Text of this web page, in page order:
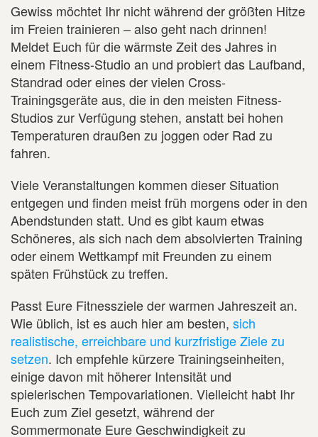
Gewiss möchtet Ihr nicht während der größten Hitze
im Freien trainieren – also geht nach drinnen!
Meldet Euch für die wärmste Zeit des Jahres in
einem Fitness-Studio an und probiert das Laufband,
Standrad oder eines der vielen Cross-
Trainingsgeräte aus, die in den meisten Fitness-
Studios zur Verfügung stehen, anstatt bei hohen
Temperaturen draußen zu joggen oder Rad zu
fahren.
Viele Veranstaltungen kommen dieser Situation
entgegen und finden meist früh morgens oder in den
Abendstunden statt. Und es gibt kaum etwas
Schöneres, als sich nach dem absolvierten Training
oder einem Wettkampf mit Freunden zu einem
späten Frühstück zu treffen.
Passt Eure Fitnessziele der warmen Jahreszeit an.
Wie üblich, ist es auch hier am besten, sich
realistische, erreichbare und kurzfristige Ziele zu
setzen. Ich empfehle kürzere Trainingseinheiten,
einige davon mit höherer Intensität und
spielerischen Tempovariationen. Vielleicht habt Ihr
Euch zum Ziel gesetzt, während der
Sommermonate Eure Geschwindigkeit zu